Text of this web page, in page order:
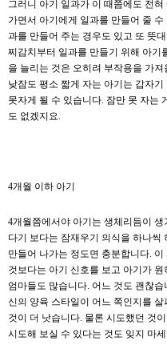
그러니 아기 일과가 이 때쯤에도 전
가면서 아기에게 일과를 만들어 줄
과를 만들어 주는 경우도 있고 또 뜻
찌감치부터 일과를 만들기 위해 아기
을 늘리는 것은 오히려 부작용을 가
낮잠도 평소 짧게 자는 아기는 갑자
못자게 될 수 있습니다. 잠만 못 자는
도 없겠지요.
4개월 이하 아기
4개월쯤에서야 아기는 생체리듬이
다기 보다는 잠재우기 의식을 하나씩
만들어 나가는 정도면 충분합니다.
것보다는 아기 신호를 보고 아기가
엄마들도 많습니다. 어느 것도 괜찮
신의 양육 스타일이 어느 쪽인지를
것이 더 낫습니다. 물론 시도했던 것
시도해 보실 수 있다는 것도 잊지 마